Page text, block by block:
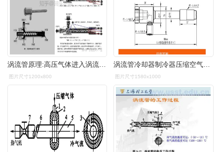
涡流管原理:高压气体进入涡流管,由于挤压碰撞,部分原子就有大小.
图片尺寸1200x800
涡流管冷却器制冷器压缩空气冷却涡旋制冷管涡流制冷器涡旋管
图片尺寸1580x1000